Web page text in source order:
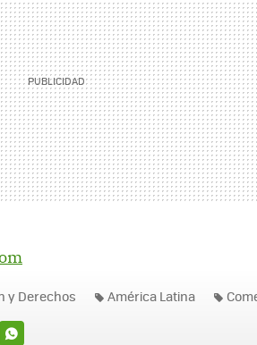
y Derechos América Latina